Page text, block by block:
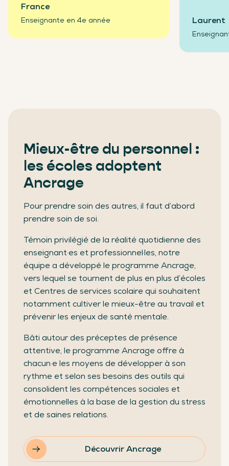
France
Enseignante en 4e année Laurent
Mieux-être du personnel :
les écoles adoptent
Ancrage
Pour prendre soin des autres, il faut d’abord
prendre soin de soi.
Témoin privilégié de la réalité quotidienne des
enseignant·es et professionnel·les, notre
équipe a développé le programme Ancrage,
vers lequel se tournent de plus en plus d’écoles
et Centres de services scolaire qui souhaitent
notamment cultiver le mieux-être au travail et
prévenir les enjeux de santé mentale.
Bâti autour des préceptes de présence
attentive, le programme Ancrage offre à
chacun·e les moyens de développer à son
rythme et selon ses besoins des outils qui
consolident les compétences sociales et
émotionnelles à la base de la gestion du stress
et de saines relations.
Découvrir Ancrage